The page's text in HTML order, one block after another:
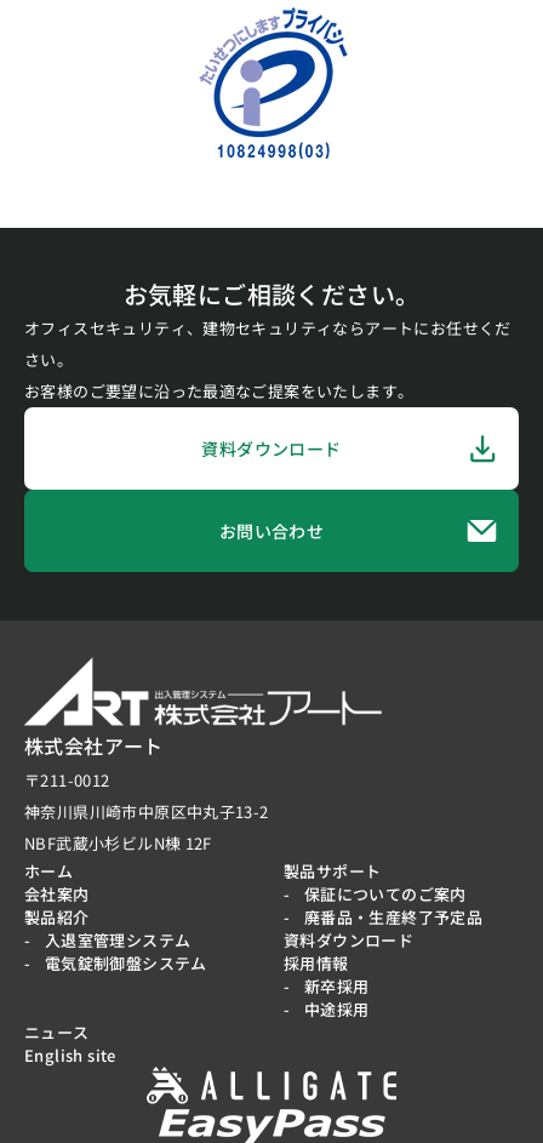
お気軽にご相談ください。
オフィスセキュリティ、建物セキュリティならアートにお任せくだ
さい。
お客様のご要望に沿った最適なご提案をいたします。
資料ダウンロード
お問い合わせ
株式会社アート
〒211-0012
神奈川県川崎市中原区中丸子13-2
NBF武蔵小杉ビルN棟 12F
ホーム
会社案内
製品紹介
入退室管理システム
電気錠制御盤システム
製品サポート
保証についてのご案内
廃番品・生産終了予定品
資料ダウンロード
採用情報
新卒採用
中途採用
ニュース
English site